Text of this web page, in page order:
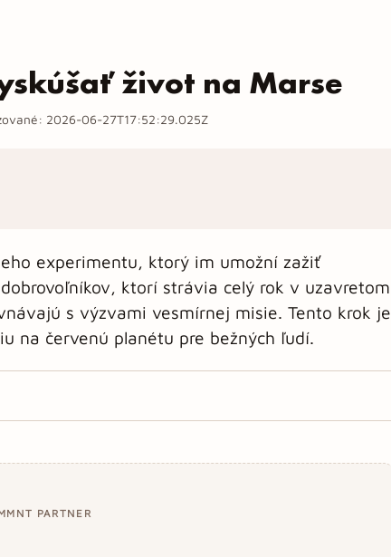
život na Marse
2026-06-27T17:52:29.025Z
experimentu, ktorý im umožní zažiť
ktorí strávia celý rok v uzavretom
s výzvami vesmírnej misie. Tento krok je
na červenú planétu pre bežných ľudí.
PARTNER